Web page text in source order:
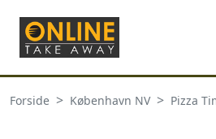
Forside København NV Pizza